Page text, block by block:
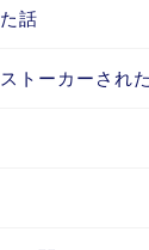
話
トーカーされ